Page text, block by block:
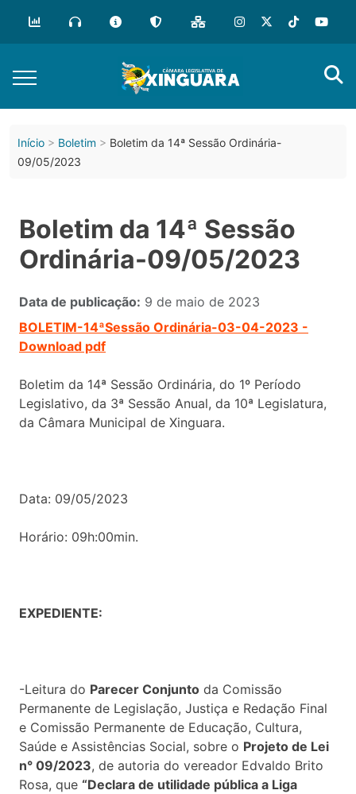
Início Boletim
Boletim da 14ª Sessão Ordinária-
09/05/2023
Boletim da 14ª Sessão
Ordinária-09/05/2023
Data de publicação: 9 de maio de 2023
BOLETIM-14ªSessão Ordinária-03-04-2023 -
Download pdf
Boletim da 14ª Sessão Ordinária, do 1º Período
Legislativo, da 3ª Sessão Anual, da 10ª Legislatura,
da Câmara Municipal de Xinguara.
Data: 09/05/2023
Horário: 09h:00min.
EXPEDIENTE:
-Leitura do Parecer Conjunto da Comissão
Permanente de Legislação, Justiça e Redação Final
e Comissão Permanente de Educação, Cultura,
Saúde e Assistências Social, sobre o Projeto de Lei
n° 09/2023, de autoria do vereador Edvaldo Brito
Rosa, que “Declara de utilidade pública a Liga